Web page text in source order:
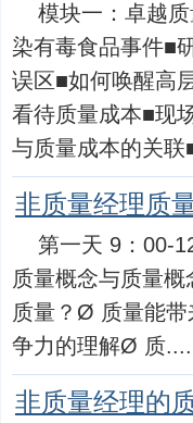
模块一：卓越
染有毒食品事件■
误区■如何唤醒高
看待质量成本■现
与质量成本的关
非质量经理质
第一天 9：00-
质量概念与质量
质量？Ø 质量能
争力的理解Ø 质
非质量经理的